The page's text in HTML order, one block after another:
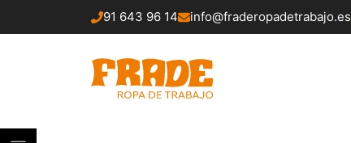
91 643 96 14 info@fraderopadetrabajo.es